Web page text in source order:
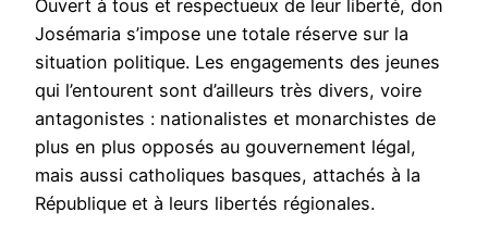
Ouvert à tous et respectueux de leur liberté, don
Josémaria s’impose une totale réserve sur la
situation politique. Les engagements des jeunes
qui l’entourent sont d’ailleurs très divers, voire
antagonistes : nationalistes et monarchistes de
plus en plus opposés au gouvernement légal,
mais aussi catholiques basques, attachés à la
République et à leurs libertés régionales.